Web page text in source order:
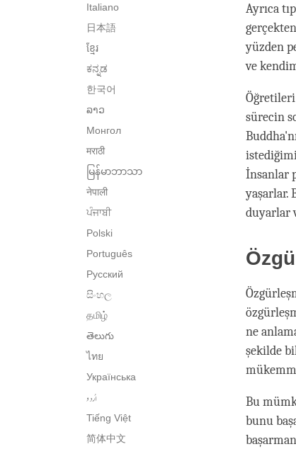
Italiano
日本語
ខ្មែរ
ಕನ್ನಡ
한국어
ລາວ
Монгол
मराठी
မြန်မာဘာသာ
नेपाली
ਪੰਜਾਬੀ
Polski
Português
Русский
සිංහල
தமிழ்
తెలుగు
ไทย
Українська
اُردو
Tiếng Việt
简体中文
Ayrıca
yüzden
ve
sürecin
İnsanlar
yaşarlar.
duyarlar
ne
şekilde
Bu
bunu